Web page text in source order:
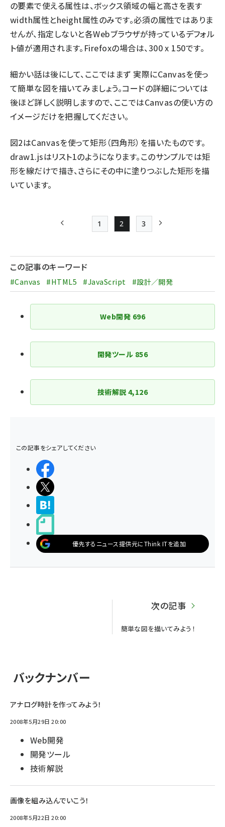
の要素で使える属性は、ボックス領域の幅と高さを表す
width属性とheight属性のみです。必須の属性ではありま
せんが、指定しないと各Webブラウザが持っているデフォル
ト値が適用されます。Firefoxの場合は、300 x 150です。
細かい話は後にして、ここではまず 実際にCanvasを使っ
て簡単な図を描いてみましょう。コードの詳細については
後ほど詳しく説明しますので、ここではCanvasの使い方の
イメージだけを把握してください。
図2はCanvasを使って矩形（四角形）を描いたものです。
draw1.jsはリスト1のようになります。このサンプルでは矩
形を線だけで描き、さらにその中に塗りつぶした矩形を描
いています。
送
り
前ページ Page
1
Page
2
Page
3
この記事のキーワード
#Canvas #HTML5 #JavaScript #設計／開発
Web開発 696
開発ツール 856
技術解説 4,126
この記事をシェアしてください
優先するニュース提供元にThink ITを追加
次の記事
簡単な図を描いてみよう！
バックナンバー
アナログ時計を作ってみよう！
2008年5月29日 20:00
Web開発
開発ツール
技術解説
画像を組み込んでいこう！
2008年5月22日 20:00